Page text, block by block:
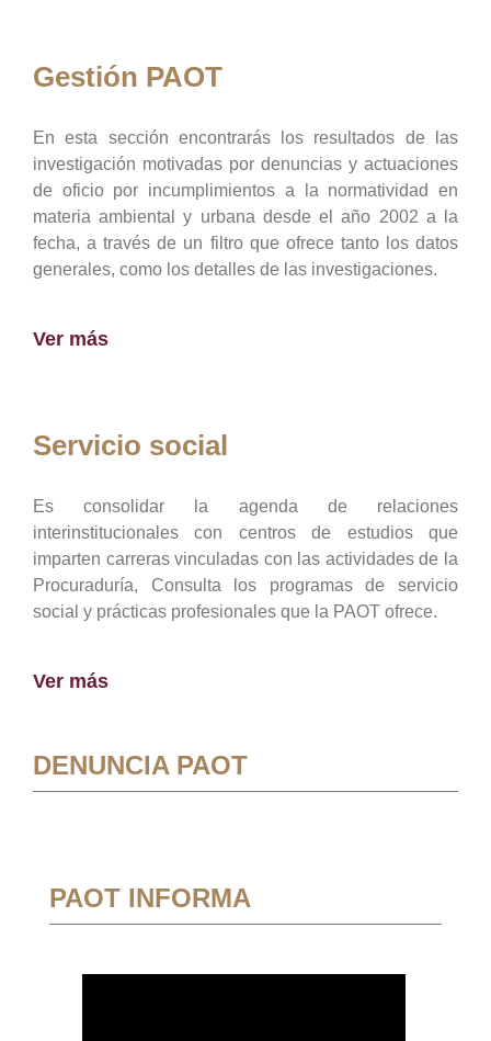
Gestión PAOT
En esta sección encontrarás los resultados de las
investigación motivadas por denuncias y actuaciones
de oficio por incumplimientos a la normatividad en
materia ambiental y urbana desde el año 2002 a la
fecha, a través de un filtro que ofrece tanto los datos
generales, como los detalles de las investigaciones.
Ver más
Servicio social
Es consolidar la agenda de relaciones
interinstitucionales con centros de estudios que
imparten carreras vinculadas con las actividades de la
Procuraduría, Consulta los programas de servicio
social y prácticas profesionales que la PAOT ofrece.
Ver más
DENUNCIA PAOT
PAOT INFORMA